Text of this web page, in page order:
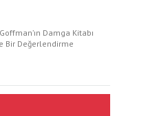
Damga Kitabı
Bir Değerlendirme